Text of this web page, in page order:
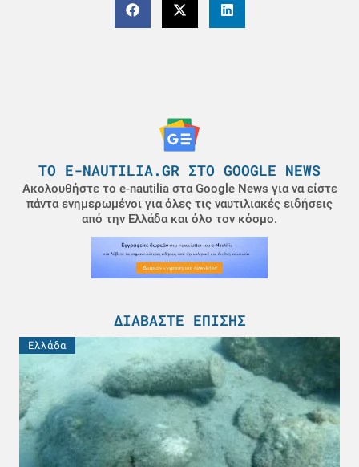
ΤΟ E-NAUTILIA.GR ΣΤΟ GOOGLE NEWS
Ακολουθήστε το e-nautilia στα Google News για να είστε
πάντα ενημερωμένοι για όλες τις ναυτιλιακές ειδήσεις
από την Ελλάδα και όλο τον κόσμο.
ΔΙΑΒΆΣΤΕ ΕΠΊΣΗΣ
Ελλάδα